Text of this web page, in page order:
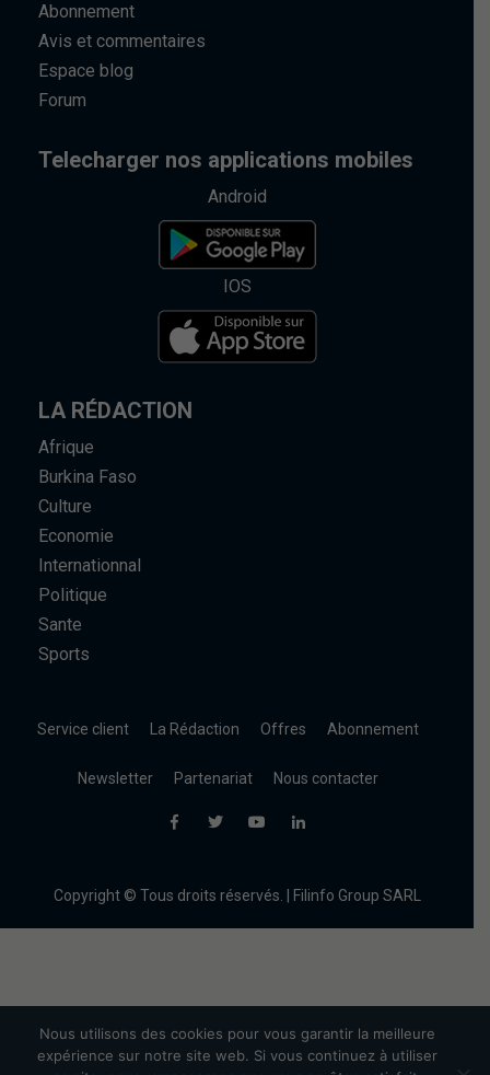
Abonnement
Avis et commentaires
Espace blog
Forum
Telecharger nos applications mobiles
Android
IOS
LA RÉDACTION
Afrique
Burkina Faso
Culture
Economie
Internationnal
Politique
Sante
Sports
Service client La Rédaction Offres Abonnement
Newsletter Partenariat Nous contacter
Copyright © Tous droits réservés. | Filinfo Group SARL
Nous utilisons des cookies pour vous garantir la meilleure
expérience sur notre site web. Si vous continuez à utiliser